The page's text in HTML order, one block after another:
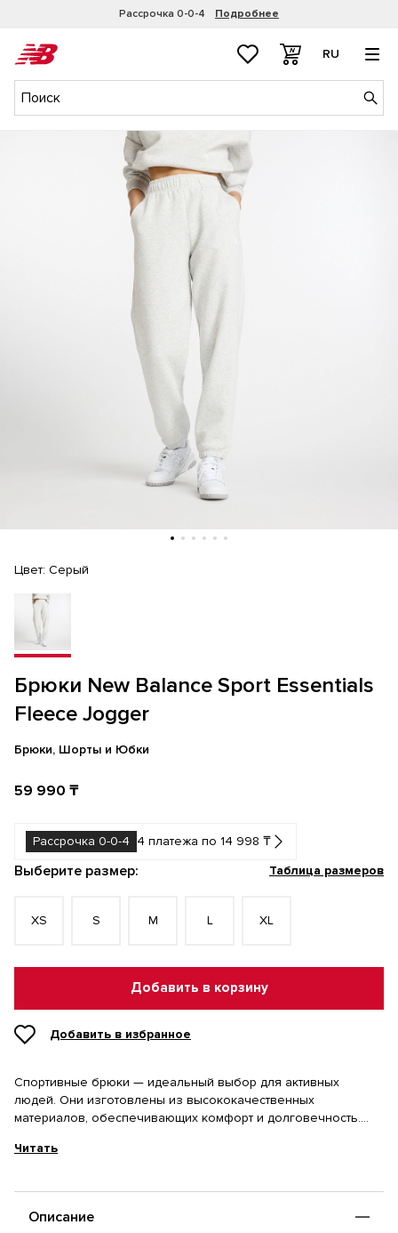
Рассрочка 0-0-4 Подробнее
RU
Брюки New Balance Sport Essentials
Fleece Jogger
Брюки, Шорты и Юбки
59 990 ₸
Рассрочка 0-0-4 4 платежа по 14 998 ₸
Цвет: Серый
Выберите размер: Таблица размеров
XS S M L XL
Добавить в корзину
Добавить в избранное
Спортивные брюки — идеальный выбор для активных
людей. Они изготовлены из высококачественных
материалов, обеспечивающих комфорт и долговечность.
без ограничений, и мягкую флисовую подкладку для
и регулируемому поясу эти брюки идеально подходят для
или отдых на природе.
Читать
Описание